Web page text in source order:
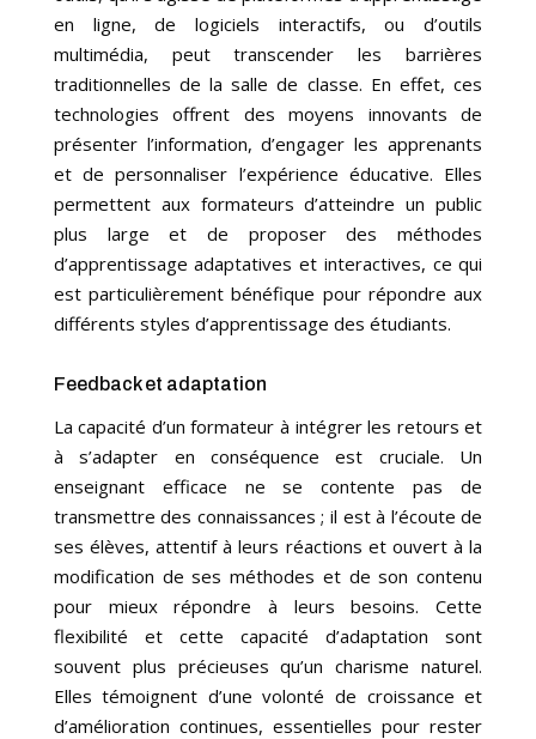
en ligne, de logiciels interactifs, ou d’outils
multimédia, peut transcender les barrières
traditionnelles de la salle de classe. En effet, ces
technologies offrent des moyens innovants de
présenter l’information, d’engager les apprenants
et de personnaliser l’expérience éducative. Elles
permettent aux formateurs d’atteindre un public
plus large et de proposer des méthodes
d’apprentissage adaptatives et interactives, ce qui
est particulièrement bénéfique pour répondre aux
différents styles d’apprentissage des étudiants.
Feedback et adaptation
La capacité d’un formateur à intégrer les retours et
à s’adapter en conséquence est cruciale. Un
enseignant efficace ne se contente pas de
transmettre des connaissances ; il est à l’écoute de
ses élèves, attentif à leurs réactions et ouvert à la
modification de ses méthodes et de son contenu
pour mieux répondre à leurs besoins. Cette
flexibilité et cette capacité d’adaptation sont
souvent plus précieuses qu’un charisme naturel.
Elles témoignent d’une volonté de croissance et
d’amélioration continues, essentielles pour rester